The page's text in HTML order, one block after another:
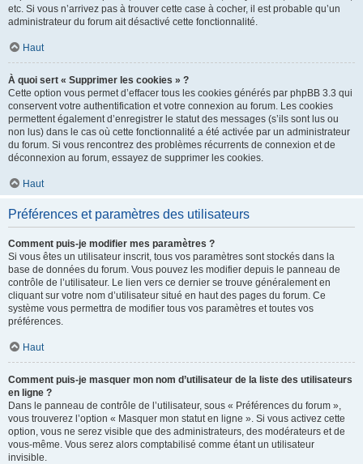
etc. Si vous n’arrivez pas à trouver cette case à cocher, il est probable qu’un
administrateur du forum ait désactivé cette fonctionnalité.
Haut
À quoi sert « Supprimer les cookies » ?
Cette option vous permet d’effacer tous les cookies générés par phpBB 3.3 qui
conservent votre authentification et votre connexion au forum. Les cookies
permettent également d’enregistrer le statut des messages (s’ils sont lus ou
non lus) dans le cas où cette fonctionnalité a été activée par un administrateur
du forum. Si vous rencontrez des problèmes récurrents de connexion et de
déconnexion au forum, essayez de supprimer les cookies.
Haut
Préférences et paramètres des utilisateurs
Comment puis-je modifier mes paramètres ?
Si vous êtes un utilisateur inscrit, tous vos paramètres sont stockés dans la
base de données du forum. Vous pouvez les modifier depuis le panneau de
contrôle de l’utilisateur. Le lien vers ce dernier se trouve généralement en
cliquant sur votre nom d’utilisateur situé en haut des pages du forum. Ce
système vous permettra de modifier tous vos paramètres et toutes vos
préférences.
Haut
Comment puis-je masquer mon nom d’utilisateur de la liste des utilisateurs
en ligne ?
Dans le panneau de contrôle de l’utilisateur, sous « Préférences du forum »,
vous trouverez l’option « Masquer mon statut en ligne ». Si vous activez cette
option, vous ne serez visible que des administrateurs, des modérateurs et de
vous-même. Vous serez alors comptabilisé comme étant un utilisateur
invisible.